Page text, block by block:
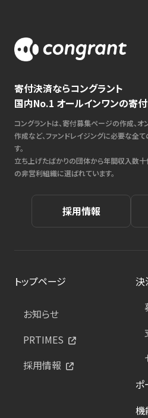
寄付決済ならコングラント
国内No.1 オールインワンの寄
コングラントは、寄付募集ページの作成、
作成など、ファンドレイジングに必要な全
す。
立ち上げたばかりの団体から年間収入数
の非営利組織に選ばれています。
採用情報
トップページ
お知らせ
PRTIMES
採用情報
決
ポ
機